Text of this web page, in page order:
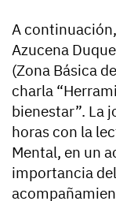
A
Azucena
(Zona Básica
charla
bienestar”. La
horas con la
Mental, en un
importancia